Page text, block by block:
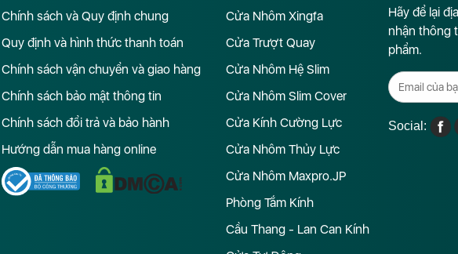
Chính sách và Quy định chung
Quy định và hình thức thanh toán
Chính sách vận chuyển và giao hàng
Chính sách bảo mật thông tin
Chính sách đổi trả và bảo hành
Hướng dẫn mua hàng online
Cửa Nhôm Xingfa
Cửa Trượt Quay
Cửa Nhôm Hệ Slim
Cửa Nhôm Slim Cover
Cửa Kính Cường Lực
Cửa Nhôm Thủy Lực
Cửa Nhôm Maxpro.JP
Phòng Tắm Kính
Cầu Thang - Lan Can Kính
Hãy để lại
nhận thông
phẩm.
Social: